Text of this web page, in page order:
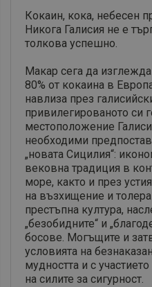
Кокаин, кока, небесен
Никога Галисия не е
толкова успешно.
Макар сега да
80% от кокаина в
навлиза през
привилегированото си
местоположение
необходими
„новата Сицилия“:
вековна традиция в
море, както и през
на възхищение и
престъпна култура,
„безобидните“ и
босове. Могъщите и
условията на
мудността и с
на силите за сигурност.